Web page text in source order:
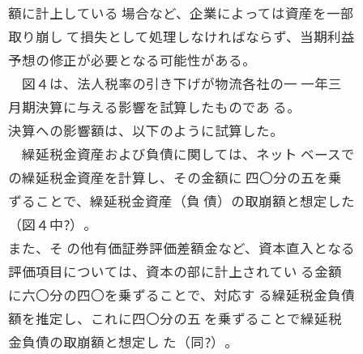
額に計上している 場合など、企業によっては資産を一部
取り崩し て損失として処理しなければならず、当期利益
予想の修正が必要となる可能性がある。
図４は、法人税率の引き下げが物流各社の一 一年三
月期決算に与える影響を試算したものであ る。
決算への影響額は、以下のように試算した。
繰延税金資産および負債に関しては、ネット ベースで
の繰延税金資産を計算し、その金額に 四〇分の五を乗
ずることで、繰延税金資産（負 債）の取崩額と想定した
（図４中?）。
また、そ の他有価証券評価差額金など、資本直入となる
評価項目については、資本の部に計上されてい る金額
に六〇分の四〇を乗ずることで、対応す る繰延税金負債
額を推定し、これに四〇分の五 を乗ずることで繰延税
金負債の取崩額と想定し た（同?）。